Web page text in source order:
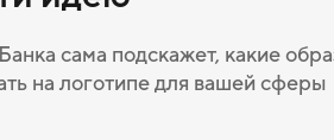
сама подскажет, какие
на логотипе для вашей сферы